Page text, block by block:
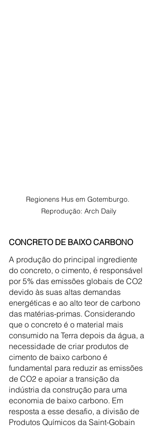
Regionens Hus em Gotemburgo.
Reprodução: Arch Daily
CONCRETO DE BAIXO CARBONO
A produção do principal ingrediente
do concreto, o cimento, é responsável
por 5% das emissões globais de CO2
devido às suas altas demandas
energéticas e ao alto teor de carbono
das matérias-primas. Considerando
que o concreto é o material mais
consumido na Terra depois da água, a
necessidade de criar produtos de
cimento de baixo carbono é
fundamental para reduzir as emissões
de CO2 e apoiar a transição da
indústria da construção para uma
economia de baixo carbono. Em
resposta a esse desafio, a divisão de
Produtos Químicos da Saint-Gobain